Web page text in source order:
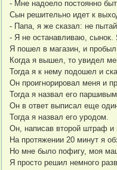
- Мне надоело постоянно
Сын решительно идет к
- Папа, я же сказал: не
- Я не останавливаю, сынок.
Я пошел в магазин, и пробыл
Когда я вышел, то увидел
Тогда я к нему подошел и
Он проигнорировал меня и
Тогда я назвал его
Он в ответ выписал еще
Тогда я назвал его уродом.
Он, написав второй штраф и
На протяжении 20 минут я
Но мне было пофигу, моя
Я просто решил немного